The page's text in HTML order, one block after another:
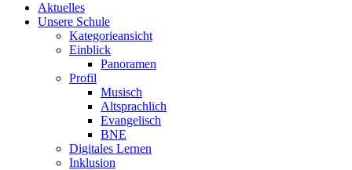
Aktuelles
Unsere Schule
Kategorieansicht
Einblick
Panoramen
Profil
Musisch
Altsprachlich
Evangelisch
BNE
Digitales Lernen
Inklusion